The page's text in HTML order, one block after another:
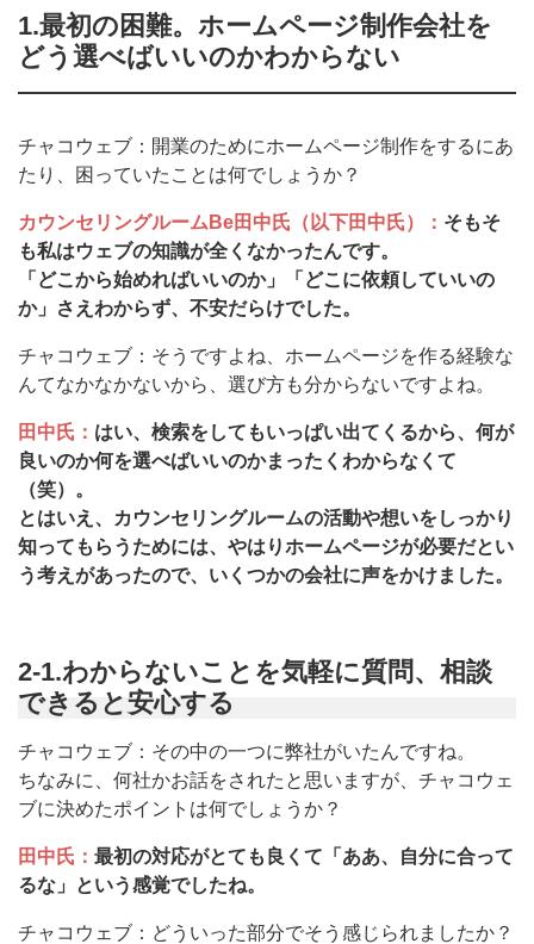
1.最初の困難。ホームページ制作会社を
どう選べばいいのかわからない
チャコウェブ：開業のためにホームページ制作をするにあ
たり、困っていたことは何でしょうか？
カウンセリングルームBe田中氏（以下田中氏）： そもそ
も私はウェブの知識が全くなかったんです。
「どこから始めればいいのか」「どこに依頼していいの
か」さえわからず、不安だらけでした。
チャコウェブ：そうですよね、ホームページを作る経験な
んてなかなかないから、選び方も分からないですよね。
田中氏： はい、検索をしてもいっぱい出てくるから、何が
良いのか何を選べばいいのかまったくわからなくて
（笑）。
とはいえ、カウンセリングルームの活動や想いをしっかり
知ってもらうためには、やはりホームページが必要だとい
う考えがあったので、いくつかの会社に声をかけました。
2-1.わからないことを気軽に質問、相談
できると安心する
チャコウェブ：その中の一つに弊社がいたんですね。
ちなみに、何社かお話をされたと思いますが、チャコウェ
ブに決めたポイントは何でしょうか？
田中氏： 最初の対応がとても良くて「ああ、自分に合って
るな」という感覚でしたね。
チャコウェブ：どういった部分でそう感じられましたか？